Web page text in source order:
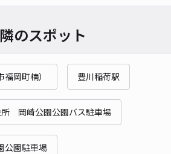
のスポット
岡町楠） 豊川稲荷駅
所 岡崎公園公園バス駐車場
園駐車場